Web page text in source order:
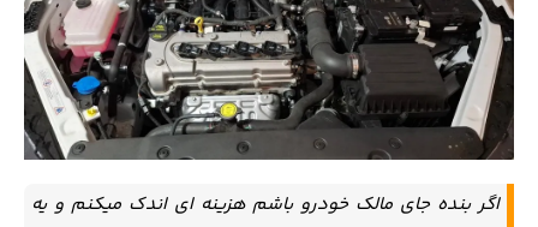
اگر بنده جای مالک خودرو باشم هزینه ای اندک میکنم و یه